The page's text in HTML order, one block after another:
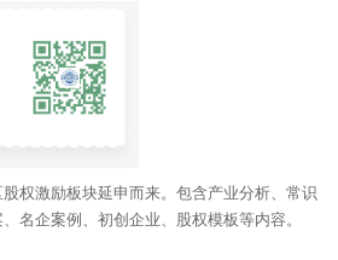
权激励板块延申而来。包含产业分析、常识
名企案例、初创企业、股权模板等内容。